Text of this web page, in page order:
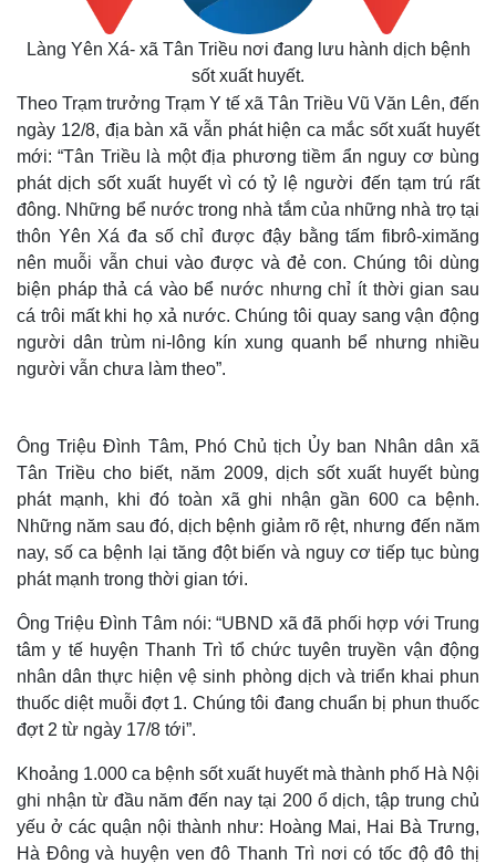
Làng Yên Xá- xã Tân Triều nơi đang lưu hành dịch bệnh
sốt xuất huyết.
Theo Trạm trưởng Trạm Y tế xã Tân Triều Vũ Văn Lên, đến
ngày 12/8, địa bàn xã vẫn phát hiện ca mắc sốt xuất huyết
mới: “Tân Triều là một địa phương tiềm ẩn nguy cơ bùng
phát dịch sốt xuất huyết vì có tỷ lệ người đến tạm trú rất
đông. Những bể nước trong nhà tắm của những nhà trọ tại
thôn Yên Xá đa số chỉ được đậy bằng tấm fibrô-ximăng
nên muỗi vẫn chui vào được và đẻ con. Chúng tôi dùng
biện pháp thả cá vào bể nước nhưng chỉ ít thời gian sau
cá trôi mất khi họ xả nước. Chúng tôi quay sang vận động
người dân trùm ni-lông kín xung quanh bể nhưng nhiều
người vẫn chưa làm theo”.
Ông Triệu Đình Tâm, Phó Chủ tịch Ủy ban Nhân dân xã
Tân Triều cho biết, năm 2009, dịch sốt xuất huyết bùng
phát mạnh, khi đó toàn xã ghi nhận gần 600 ca bệnh.
Những năm sau đó, dịch bệnh giảm rõ rệt, nhưng đến năm
nay, số ca bệnh lại tăng đột biến và nguy cơ tiếp tục bùng
phát mạnh trong thời gian tới.
Ông Triệu Đình Tâm nói: “UBND xã đã phối hợp với Trung
tâm y tế huyện Thanh Trì tổ chức tuyên truyền vận động
nhân dân thực hiện vệ sinh phòng dịch và triển khai phun
thuốc diệt muỗi đợt 1. Chúng tôi đang chuẩn bị phun thuốc
đợt 2 từ ngày 17/8 tới”.
Khoảng 1.000 ca bệnh sốt xuất huyết mà thành phố Hà Nội
ghi nhận từ đầu năm đến nay tại 200 ổ dịch, tập trung chủ
yếu ở các quận nội thành như: Hoàng Mai, Hai Bà Trưng,
Hà Đông và huyện ven đô Thanh Trì nơi có tốc độ đô thị